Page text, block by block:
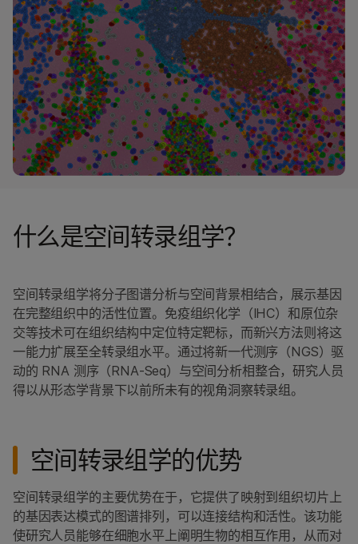
小型RNA-Seq
核糖体分析
CITE-Seq
空间转录组学
ALSO EXPLORE
DNA测序
NGS文库制备
什么是空间转录组学？
空间转录组学将分子图谱分析与空间背景相结合，展示基因
在完整组织中的活性位置。免疫组织化学（IHC）和原位杂
交等技术可在组织结构中定位特定靶标，而新兴方法则将这
一能力扩展至全转录组水平。通过将新一代测序（NGS）驱
动的 RNA 测序（RNA-Seq）与空间分析相整合，研究人员
得以从形态学背景下以前所未有的视角洞察转录组。
空间转录组学的优势
空间转录组学的主要优势在于，它提供了映射到组织切片上
的基因表达模式的图谱排列，可以连接结构和活性。该功能
使研究人员能够在细胞水平上阐明生物的相互作用，从而对